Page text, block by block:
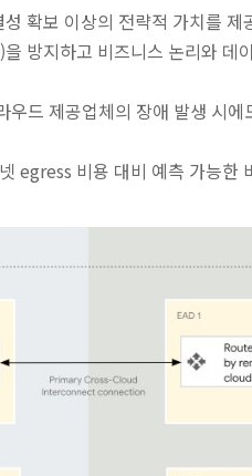
확보 이상의 전략적 가치를 제
방지하고 비즈니스 논리와 데
드 제공업체의 장애 발생 시
egress 비용 대비 예측 가능한